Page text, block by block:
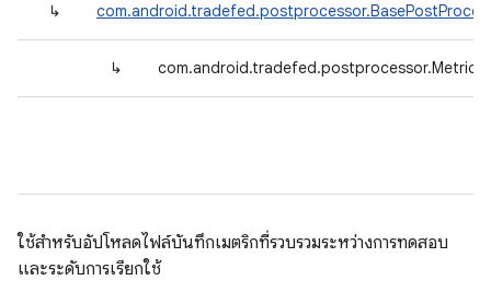
↳
↳
ใช้สำหรับอัปโหลดไฟล์บันทึกเมตริกที่รวบรวมระหว่างการทดสอบ
และระดับการเรียกใช้